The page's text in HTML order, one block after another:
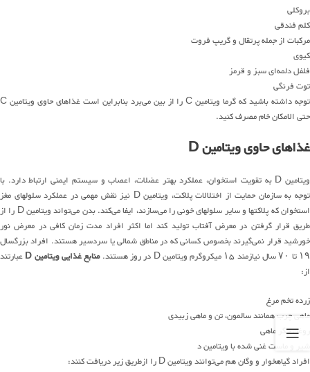
بروکلی
کلم فندقی
مرکبات از جمله پرتقال و گریپ فروت
کیوی
فلفل دلمه‌ای سبز و قرمز
توت فرنگی
توجه داشته باشید که گرما ویتامین C را از بین می‌برد بنابراین است غذاهای حاوی ویتامین C
حتی الامکان خام مصرف کنید.
غذاهای حاوی ویتامین D
ویتامین D به تقویت استخوان، عملکرد بهتر عضلات، اعصاب و سیستم ایمنی ارتباط دارد. با
توجه به سازمان حمایت از اختلالات پلاکت، ویتامین D نیز نقش مهمی در عملکرد سلولهای مغز
استخوان که پلاکتها و سایر سلولهای خونی را می‌سازند، ایفا می‌کند. بدن می‌تواند ویتامین D را از
طریق قرار گرفتن در معرض آفتاب تولید کند اما اکثر افراد مدت زمان کافی در معرض نور
خورشید قرار نمی‌گیرند بخصوص کسانی که در مناطق شمالی یا سردسیر هستند. افراد بزرگسال
۱۹ تا ۷۰ سال نیازمند ۱۵ میکروگرم ویتامین D در روز هستند.
منابع غذایی ویتامین D
عبارتند
از:
زرده تخم مرغ
ماهی چرب همانند سالمون، تن و ماهی زبیدی
روغن جگر ماهی
شیر و ماست غنی شده با ویتامین د
افراد گیاهخوار و وگان هم می‌توانند ویتامین D را ازطریق زیر دریافت کنند: